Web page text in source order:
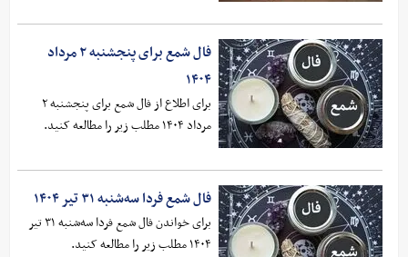
فال شمع برای پنجشنبه ۲ مرداد
۱۴۰۴
برای اطلاع از فال شمع برای پنجشنبه ۲
مرداد ۱۴۰۴ مطلب زیر را مطالعه کنید.
فال شمع فردا سه‌شنبه ۳۱ تیر ۱۴۰۴
برای خواندن فال شمع فردا سه‌شنبه ۳۱ تیر
۱۴۰۴ مطلب زیر را مطالعه کنید.